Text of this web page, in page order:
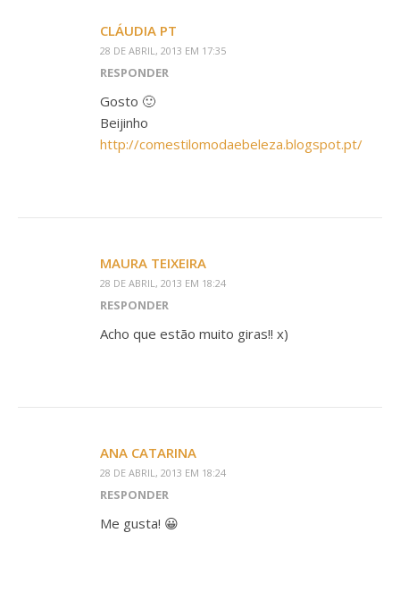
CLÁUDIA PT
28 DE ABRIL, 2013 EM 17:35
RESPONDER
Gosto 🙂
Beijinho
http://comestilomodaebeleza.blogspot.pt/
MAURA TEIXEIRA
28 DE ABRIL, 2013 EM 18:24
RESPONDER
Acho que estão muito giras!! x)
ANA CATARINA
28 DE ABRIL, 2013 EM 18:24
RESPONDER
Me gusta! 😀